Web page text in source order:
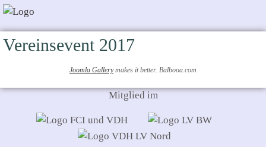
Vereinsevent 2017
Joomla Gallerymakes it better. Balbooa.com
Mitglied im